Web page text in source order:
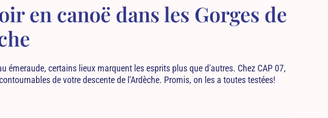
en canoë dans les Gorges de
émeraude, certains lieux marquent les esprits plus que d'autres. Chez CAP 07,
de votre descente de l'Ardèche. Promis, on les a toutes testées!